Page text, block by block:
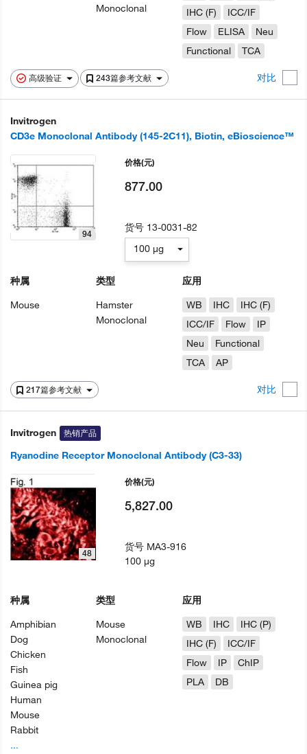
高级验证 243篇参考文献 对比
Monoclonal
IHC (F)
ICC/IF
Flow
ELISA
Neu
Functional
TCA
Invitrogen
CD3e Monoclonal Antibody (145-2C11), Biotin, eBioscience™
217篇参考文献 对比
94
种属
Mouse
类型
Hamster
Monoclonal
应用
WB
IHC
IHC (F)
ICC/IF
Flow
IP
Neu
Functional
TCA
AP
价格(元)
877.00
货号 13-0031-82
100 µg
Invitrogen 热销产品
Ryanodine Receptor Monoclonal Antibody (C3-33)
48
种属
Amphibian
Dog
Chicken
Fish
Guinea pig
Human
Mouse
Rabbit
...
类型
Mouse
Monoclonal
应用
WB
IHC
IHC (P)
IHC (F)
ICC/IF
Flow
IP
ChIP
PLA
DB
价格(元)
5,827.00
货号 MA3-916
100 µg